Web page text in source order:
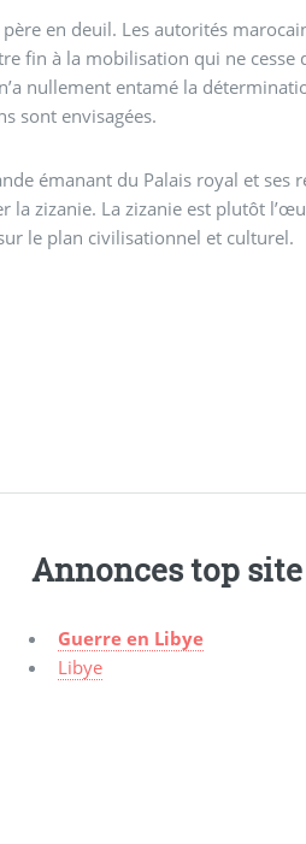
en deuil. Les autorités
fin à la mobilisation qui ne cesse
nullement entamé la
sont envisagées.
émanant du Palais royal et ses
zizanie. La zizanie est plutôt
le plan civilisationnel et culturel.
Annonces top
Guerre en Libye
Libye